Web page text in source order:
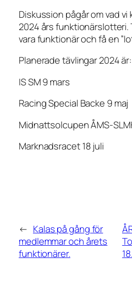
Diskussion pågår om vad
2024 års
vara funktionär och få en
Planerade tävlingar 2024 är:
IS SM 9 mars
Racing Special Backe 9 maj
Midnattsolcupen ÅMS-
Marknadsracet 18 juli
← Kalas på gång för
medlemmar och årets
funktionärer.